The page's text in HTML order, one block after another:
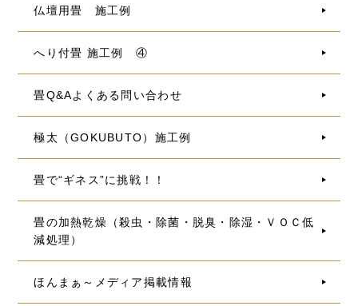
仏壇用畳 施工例
へり付畳 施工例 ④
畳Q&Aよくある問い合わせ
極太（GOKUBUTO）施工例
畳で“ギネス”に挑戦！！
畳の加熱乾燥（殺虫・除菌・脱臭・除湿・ＶＯＣ低
減処理）
ほんまぁ～メディア掲載情報